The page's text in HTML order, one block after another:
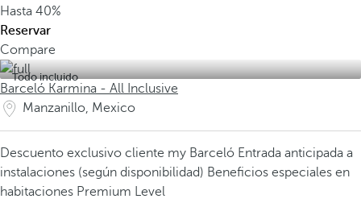
Hasta 40%
Reservar
Compare
Todo incluido
Barceló Karmina - All Inclusive
Manzanillo, Mexico
Descuento exclusivo cliente my Barceló Entrada anticipada a
instalaciones (según disponibilidad) Beneficios especiales en
habitaciones Premium Level